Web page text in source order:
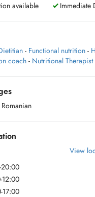
available Immediate
- Functional nutrition -
coach - Nutritional Therapist
Romanian
17:00
View